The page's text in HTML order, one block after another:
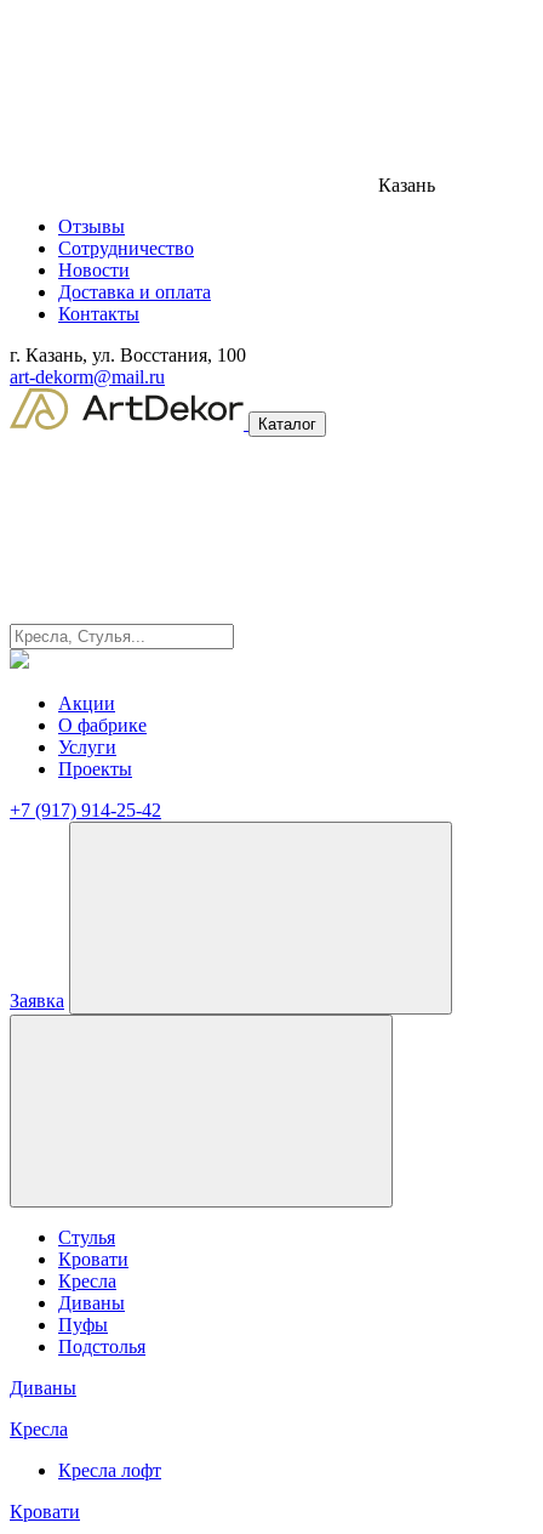
Казань
Отзывы
Сотрудничество
Новости
Доставка и оплата
Контакты
г. Казань, ул. Восстания, 100
art-dekorm@mail.ru
Каталог
Акции
О фабрике
Услуги
Проекты
+7 (917) 914-25-42
Заявка
Стулья
Кровати
Кресла
Диваны
Пуфы
Подстолья
Диваны
Кресла
Кресла лофт
Кровати